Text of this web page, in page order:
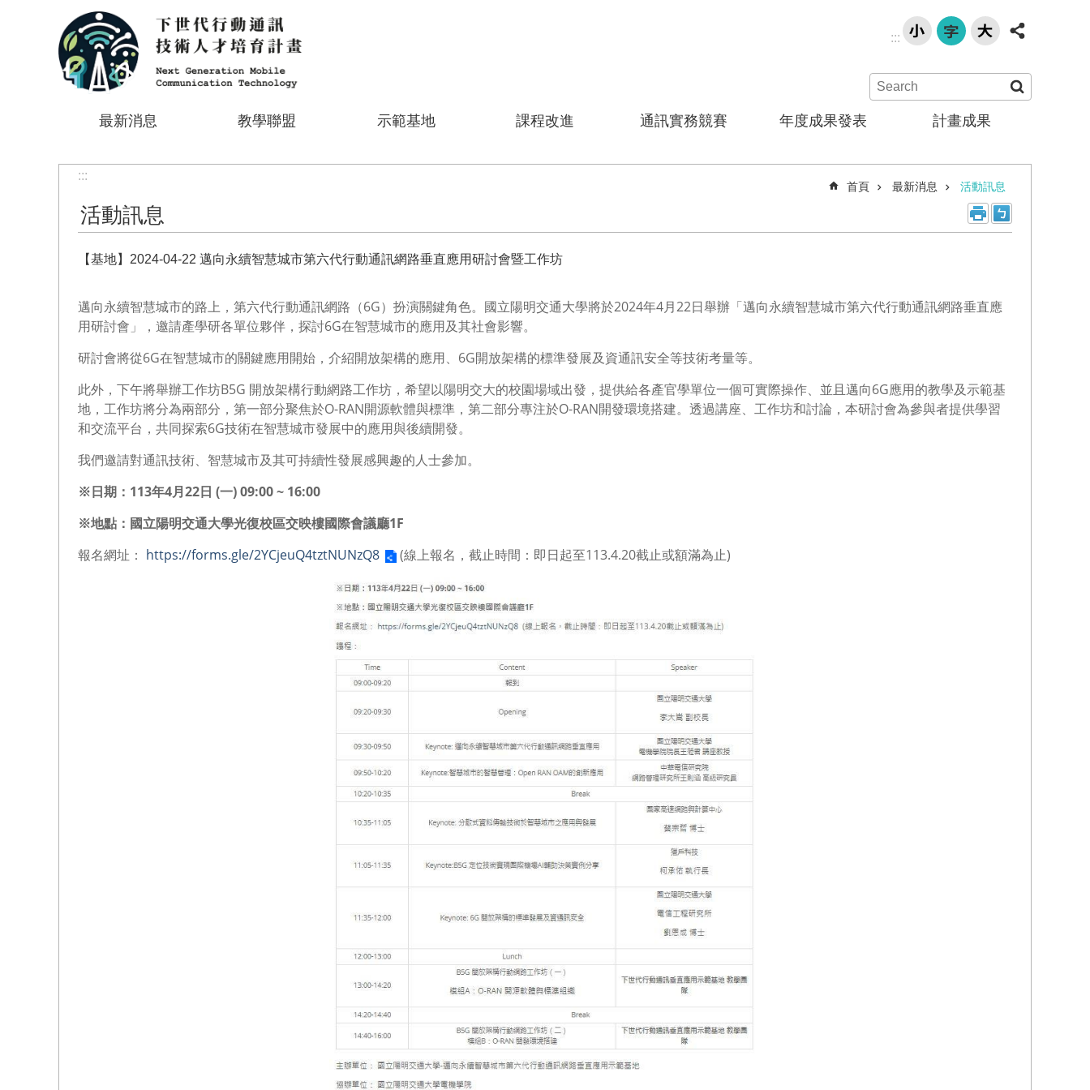
跳到主要內容區塊
:::
最新消息 教學聯盟 示範基地 課程改進 通訊實務競賽 年度成果發表 計畫成果
:::
首頁 最新消息 活動訊息
活動訊息
【基地】2024-04-22 邁向永續智慧城市第六代行動通訊網路垂直應用研討會暨工作坊
邁向永續智慧城市的路上，第六代行動通訊網路（6G）扮演關鍵角色。國立陽明交通大學將於2024年4月22日舉辦「邁向永續智慧城市第六代行動通訊網路垂直應
用研討會」，邀請產學研各單位夥伴，探討6G在智慧城市的應用及其社會影響。
研討會將從6G在智慧城市的關鍵應用開始，介紹開放架構的應用、6G開放架構的標準發展及資通訊安全等技術考量等。
此外，下午將舉辦工作坊B5G 開放架構行動網路工作坊，希望以陽明交大的校園場域出發，提供給各產官學單位一個可實際操作、並且邁向6G應用的教學及示範基
地，工作坊將分為兩部分，第一部分聚焦於O-RAN開源軟體與標準，第二部分專注於O-RAN開發環境搭建。透過講座、工作坊和討論，本研討會為參與者提供學習
和交流平台，共同探索6G技術在智慧城市發展中的應用與後續開發。
我們邀請對通訊技術、智慧城市及其可持續性發展感興趣的人士參加。
※日期：113年4月22日 (一) 09:00 ~ 16:00
※地點：國立陽明交通大學光復校區交映樓國際會議廳1F
報名網址： https://forms.gle/2YCjeuQ4tztNUNzQ8 (線上報名，截止時間：即日起至113.4.20截止或額滿為止)